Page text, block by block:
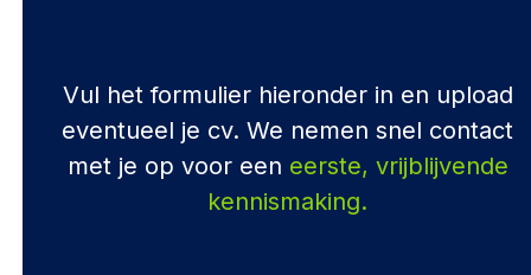
Vul het formulier hieronder in en upload
eventueel je cv. We nemen snel contact
met je op voor een eerste, vrijblijvende
kennismaking.